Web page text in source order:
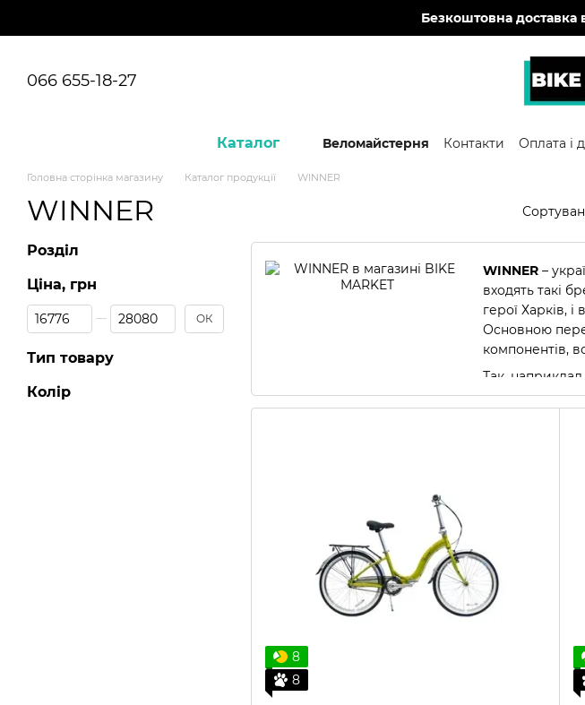
Безкоштовна доставка
066 655-18-27
Каталог Веломайстерня Контакти Оплата і
Головна сторінка магазину Каталог продукції WINNER
WINNER
WINNER –
входять такі
герої Харків,
Основною
компонентів,
Так,
дисковими
Міські
8
8
Розділ
Ціна, грн
Від Ціна, грн
До Ціна, грн ОК
Тип товару
Колір